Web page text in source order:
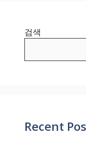
검색
Recent